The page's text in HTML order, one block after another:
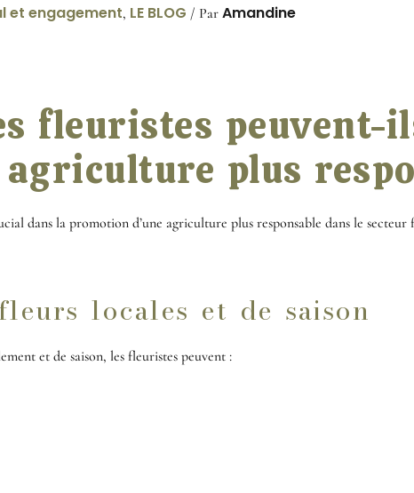
et engagement, LE BLOG / Par Amandine
fleuristes peuvent-
agriculture plus
dans la promotion d’une agriculture plus responsable dans le
locales et de saison
et de saison, les fleuristes peuvent :